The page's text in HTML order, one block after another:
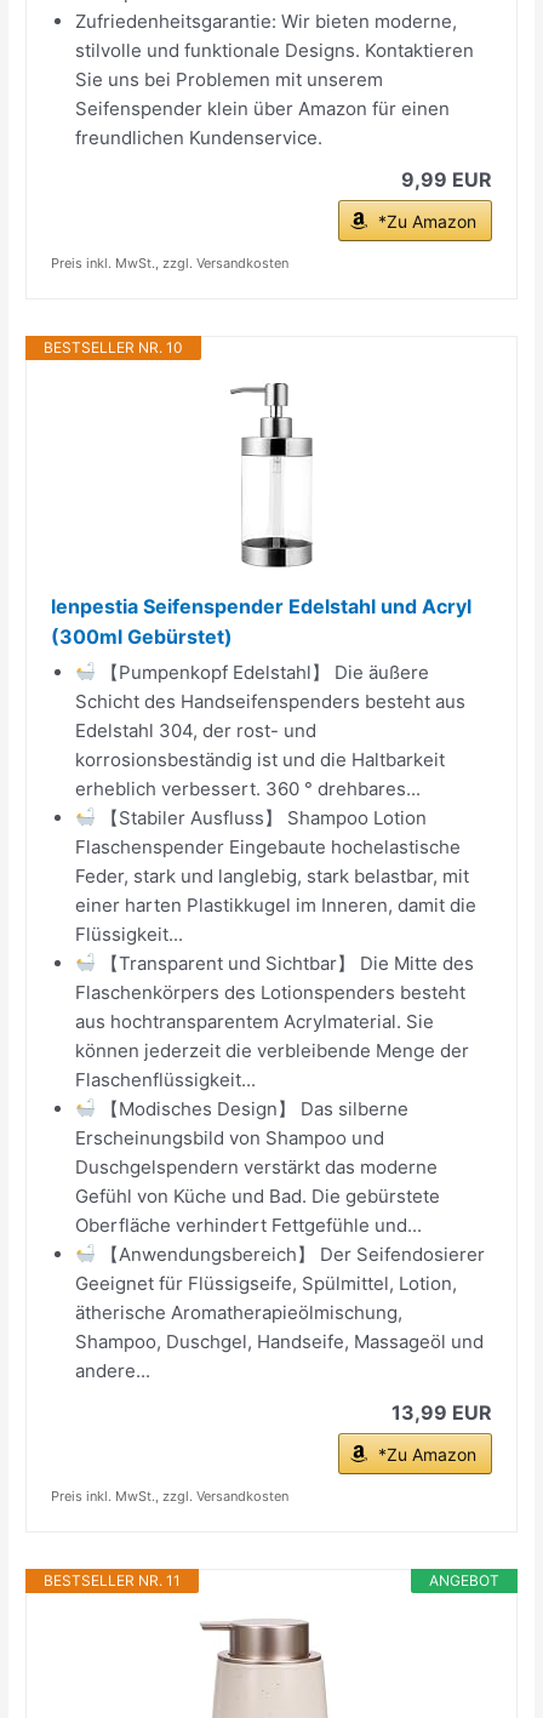
Zufriedenheitsgarantie: Wir bieten moderne,
stilvolle und funktionale Designs. Kontaktieren
Sie uns bei Problemen mit unserem
Seifenspender klein über Amazon für einen
freundlichen Kundenservice.
9,99 EUR
*Zu Amazon
Preis inkl. MwSt., zzgl. Versandkosten
BESTSELLER NR. 10
lenpestia Seifenspender Edelstahl und Acryl
(300ml Gebürstet)
【Pumpenkopf Edelstahl】 Die äußere
Schicht des Handseifenspenders besteht aus
Edelstahl 304, der rost- und
korrosionsbeständig ist und die Haltbarkeit
erheblich verbessert. 360 ° drehbares...
【Stabiler Ausfluss】 Shampoo Lotion
Flaschenspender Eingebaute hochelastische
Feder, stark und langlebig, stark belastbar, mit
einer harten Plastikkugel im Inneren, damit die
Flüssigkeit...
【Transparent und Sichtbar】 Die Mitte des
Flaschenkörpers des Lotionspenders besteht
aus hochtransparentem Acrylmaterial. Sie
können jederzeit die verbleibende Menge der
Flaschenflüssigkeit...
【Modisches Design】 Das silberne
Erscheinungsbild von Shampoo und
Duschgelspendern verstärkt das moderne
Gefühl von Küche und Bad. Die gebürstete
Oberfläche verhindert Fettgefühle und...
【Anwendungsbereich】 Der Seifendosierer
Geeignet für Flüssigseife, Spülmittel, Lotion,
ätherische Aromatherapieölmischung,
Shampoo, Duschgel, Handseife, Massageöl und
andere...
13,99 EUR
*Zu Amazon
Preis inkl. MwSt., zzgl. Versandkosten
ANGEBOT
BESTSELLER NR. 11